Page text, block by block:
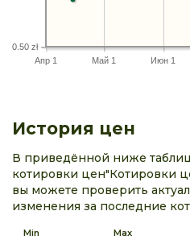
Апр 1 Май 1 Июн 1
0.50 zł
История цен
В приведённой ниже
котировки цен"Котировки
вы можете проверить
изменения за последние
Min Max